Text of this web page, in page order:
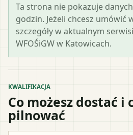
Ta strona nie pokazuje
godzin. Jeżeli chcesz umówić
szczegóły w aktualnym
WFOŚiGW w Katowicach.
KWALIFIKACJA
Co możesz dostać i
pilnować